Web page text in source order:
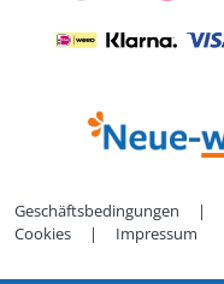
Geschäftsbedingungen |
Cookies
| Impressum